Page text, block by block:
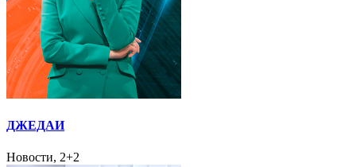
ДЖЕДАИ
Новости, 2+2